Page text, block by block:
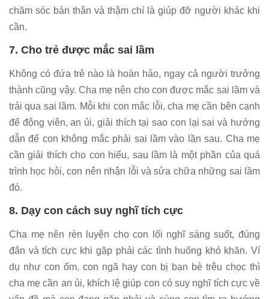
chăm sóc bản thân và thậm chí là giúp đỡ người khác khi
cần.
7. Cho trẻ được mắc sai lầm
Không có đứa trẻ nào là hoàn hảo, ngay cả người trưởng
thành cũng vậy. Cha mẹ nên cho con được mắc sai lầm và
trải qua sai lầm. Mỗi khi con mắc lỗi, cha mẹ cần bên cạnh
để động viên, an ủi, giải thích tại sao con lại sai và hướng
dẫn để con không mắc phải sai lầm vào lần sau. Cha mẹ
cần giải thích cho con hiểu, sau lầm là một phần của quá
trình học hỏi, con nên nhận lỗi và sửa chữa những sai lầm
đó.
8. Dạy con cách suy nghĩ tích cực
Cha mẹ nên rèn luyện cho con lối nghĩ sáng suốt, đúng
đắn và tích cực khi gặp phải các tình huống khó khăn. Ví
dụ như con ốm, con ngã hay con bị bạn bè trêu chọc thì
cha mẹ cần an ủi, khích lệ giúp con có suy nghĩ tích cực về